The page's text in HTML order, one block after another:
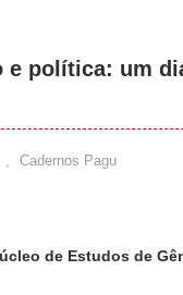
e política: um
, Cadernos Pagu
de Estudos de